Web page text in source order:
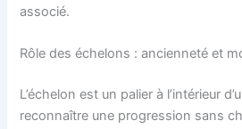
associé.
Rôle des échelons : ancienneté et
L’échelon est un palier à l’intérieur
reconnaître une progression sans